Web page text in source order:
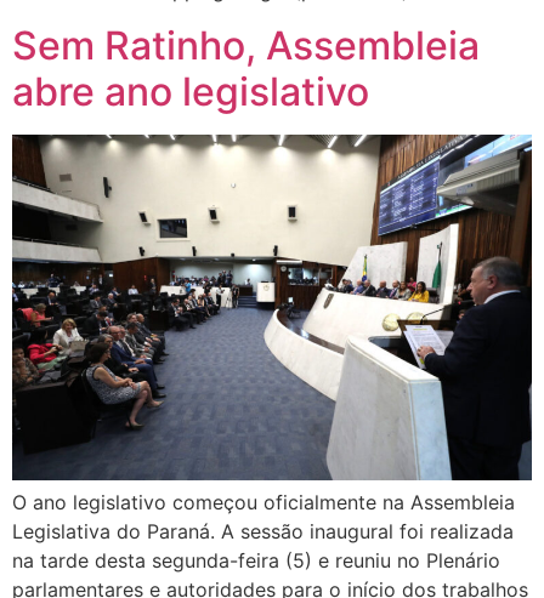
Sem Ratinho, Assembleia
abre ano legislativo
O ano legislativo começou oficialmente na Assembleia
Legislativa do Paraná. A sessão inaugural foi realizada
na tarde desta segunda-feira (5) e reuniu no Plenário
parlamentares e autoridades para o início dos trabalhos